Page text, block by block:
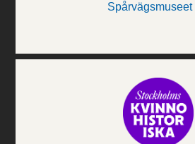
Spårvägsmuseet